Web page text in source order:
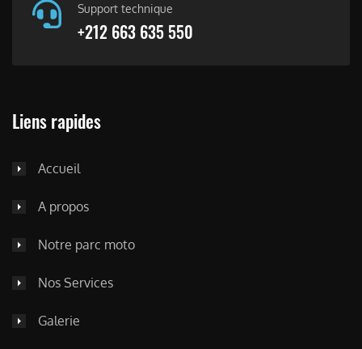
Support technique
+212 663 635 550
Liens rapides
Accueil
A propos
Notre parc moto
Nos Services
Galerie